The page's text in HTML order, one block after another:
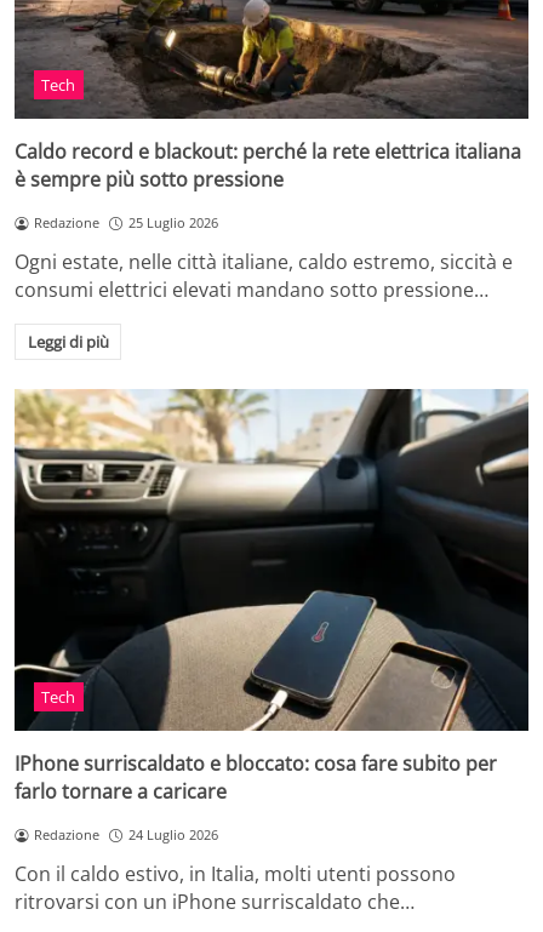
Tech
Caldo record e blackout: perché la rete elettrica italiana
è sempre più sotto pressione
Redazione 25 Luglio 2026
Ogni estate, nelle città italiane, caldo estremo, siccità e
consumi elettrici elevati mandano sotto pressione…
Leggi di più
Tech
IPhone surriscaldato e bloccato: cosa fare subito per
farlo tornare a caricare
Redazione 24 Luglio 2026
Con il caldo estivo, in Italia, molti utenti possono
ritrovarsi con un iPhone surriscaldato che…